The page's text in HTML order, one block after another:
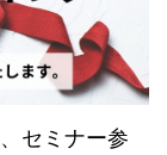
セミナー参